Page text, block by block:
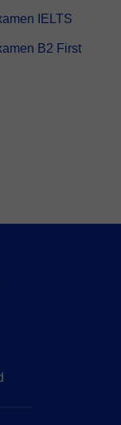
IELTS
B2 First